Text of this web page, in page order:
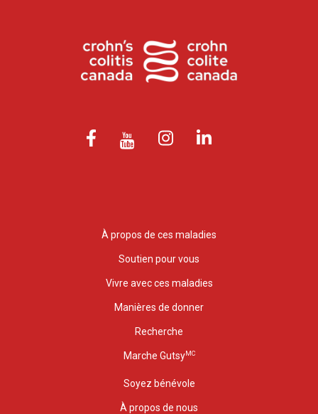
À propos de ces maladies
Soutien pour vous
Vivre avec ces maladies
Manières de donner
Recherche
Marche GutsyMC
Soyez bénévole
À propos de nous